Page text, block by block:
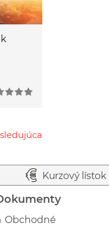
do następnej strony
Kurzový lístok
Obchodné